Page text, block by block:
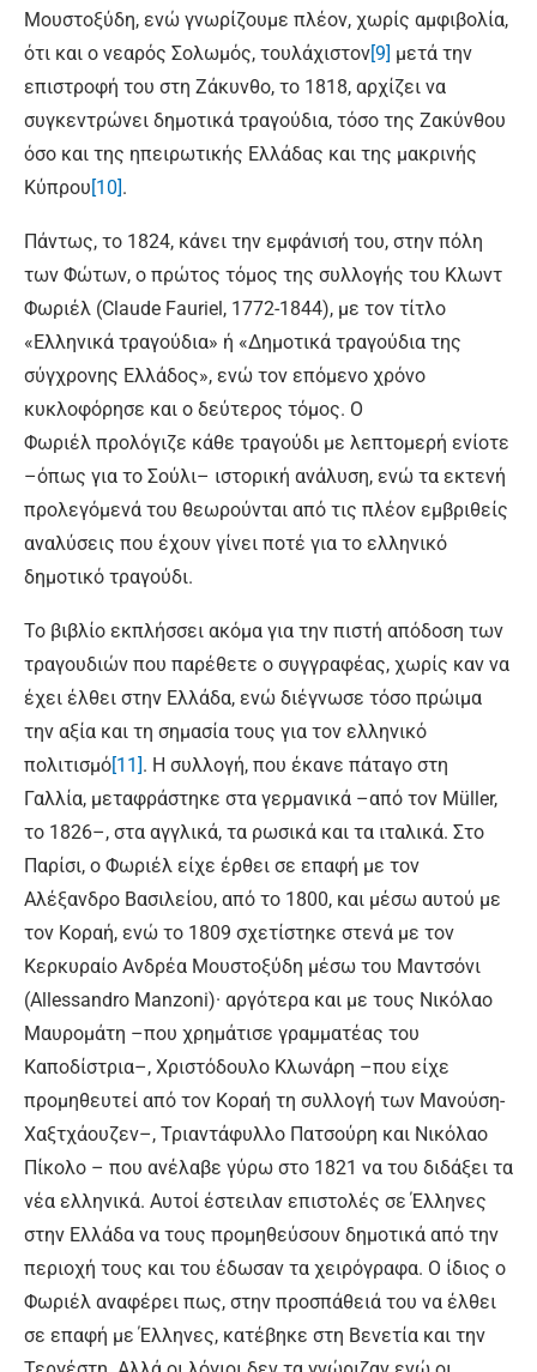
Μουστοξύδη, ενώ γνωρίζουμε πλέον, χωρίς αμφιβολία,
ότι και ο νεαρός Σολωμός, τουλάχιστον[9] μετά την
επιστροφή του στη Ζάκυνθο, το 1818, αρχίζει να
συγκεντρώνει δημοτικά τραγούδια, τόσο της Ζακύνθου
όσο και της ηπειρωτικής Ελλάδας και της μακρινής
Κύπρου [10].
Πάντως, το 1824, κάνει την εμφάνισή του, στην πόλη
των Φώτων, ο πρώτος τόμος της συλλογής του Κλωντ
Φωριέλ (Claude Fauriel, 1772-1844), με τον τίτλο
«Ελληνικά τραγούδια» ή «Δημοτικά τραγούδια της
σύγχρονης Ελλάδος», ενώ τον επόμενο χρόνο
κυκλοφόρησε και ο δεύτερος τόμος. Ο
Φωριέλ προλόγιζε κάθε τραγούδι με λεπτομερή ενίοτε
–όπως για το Σούλι– ιστορική ανάλυση, ενώ τα εκτενή
προλεγόμενά του θεωρούνται από τις πλέον εμβριθείς
αναλύσεις που έχουν γίνει ποτέ για το ελληνικό
δημοτικό τραγούδι.
Το βιβλίο εκπλήσσει ακόμα για την πιστή απόδοση των
τραγουδιών που παρέθετε ο συγγραφέας, χωρίς καν να
έχει έλθει στην Ελλάδα, ενώ διέγνωσε τόσο πρώιμα
την αξία και τη σημασία τους για τον ελληνικό
πολιτισμό[11]. Η συλλογή, που έκανε πάταγο στη
Γαλλία, μεταφράστηκε στα γερμανικά –από τον Müller,
το 1826–, στα αγγλικά, τα ρωσικά και τα ιταλικά. Στο
Παρίσι, ο Φωριέλ είχε έρθει σε επαφή με τον
Αλέξανδρο Βασιλείου, από το 1800, και μέσω αυτού με
τον Κοραή, ενώ το 1809 σχετίστηκε στενά με τον
Κερκυραίο Ανδρέα Μουστοξύδη μέσω του Μαντσόνι
(Allessandro Manzoni)· αργότερα και με τους Νικόλαο
Μαυρομάτη –που χρημάτισε γραμματέας του
Καποδίστρια–, Χριστόδουλο Κλωνάρη –που είχε
προμηθευτεί από τον Κοραή τη συλλογή των Μανούση-
Χαξτχάουζεν–, Τριαντάφυλλο Πατσούρη και Νικόλαο
Πίκολο – που ανέλαβε γύρω στο 1821 να του διδάξει τα
νέα ελληνικά. Αυτοί έστειλαν επιστολές σε Έλληνες
στην Ελλάδα να τους προμηθεύσουν δημοτικά από την
περιοχή τους και του έδωσαν τα χειρόγραφα. Ο ίδιος ο
Φωριέλ αναφέρει πως, στην προσπάθειά του να έλθει
σε επαφή με Έλληνες, κατέβηκε στη Βενετία και την